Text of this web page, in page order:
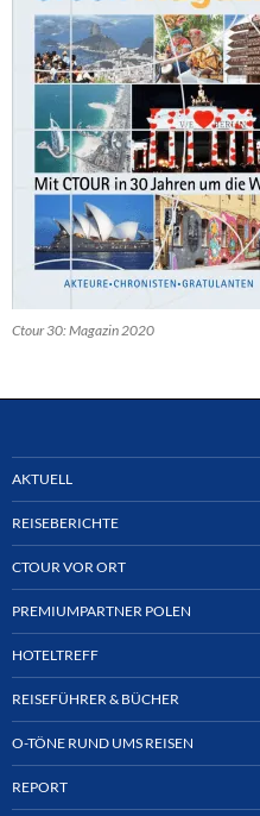
Ctour 30: Magazin 2020
AKTUELL
REISEBERICHTE
CTOUR VOR ORT
PREMIUMPARTNER POLEN
HOTELTREFF
REISEFÜHRER & BÜCHER
O-TÖNE RUND UMS REISEN
REPORT